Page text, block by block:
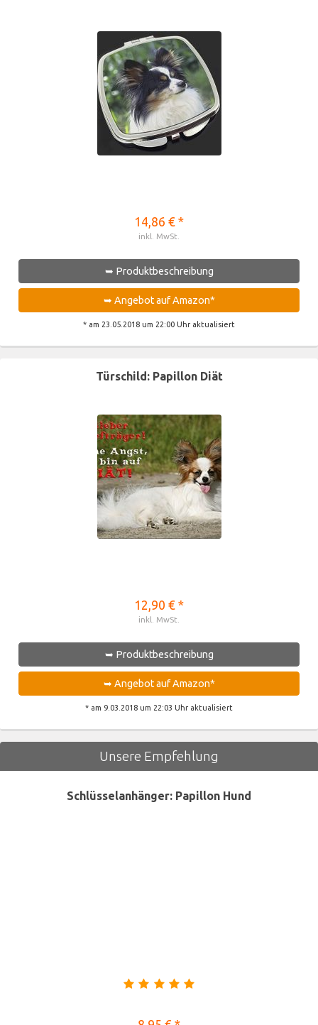
14,86 € *
inkl. MwSt.
➥ Produktbeschreibung
➥ Angebot auf Amazon*
* am 23.05.2018 um 22:00 Uhr aktualisiert
Türschild: Papillon Diät
12,90 € *
inkl. MwSt.
➥ Produktbeschreibung
➥ Angebot auf Amazon*
* am 9.03.2018 um 22:03 Uhr aktualisiert
Unsere Empfehlung
Schlüsselanhänger: Papillon Hund